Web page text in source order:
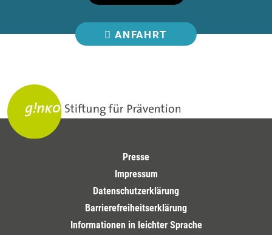
ANFAHRT
Presse
Impressum
Datenschutzerklärung
Barrierefreiheitserklärung
Informationen in leichter Sprache